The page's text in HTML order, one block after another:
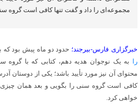
مجموعه‌ای را داد و گفت تنها کافی است گروه
خبرگزاری فارس-بیرجند؛ حدود دو ماه پیش بود که
را به یک نوجوان هدیه دهم، کتابی که با
محتوای آن نیز مورد تأیید باشد؛ یکی از دوستان
کافی است گروه سنی را بگویی و بعد همان چیزی
خواهی کرد.